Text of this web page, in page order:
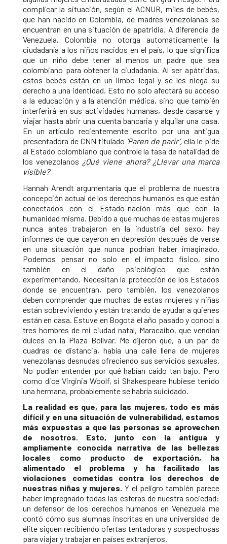
complicar la situación, según el ACNUR, miles de bebés,
que han nacido en Colombia, de madres venezolanas se
encuentran en una situación de apatridia. A diferencia de
Venezuela, Colombia no otorga automáticamente la
ciudadanía a los niños nacidos en el país, lo que significa
que un niño debe tener al menos un padre que sea
colombiano para obtener la ciudadanía. Al ser apátridas,
estos bebés están en un limbo legal y se les niega su
derecho a una identidad. Esto no solo afectará su acceso
a la educación y a la atención médica, sino que también
interferirá en sus actividades humanas, desde casarse y
viajar hasta abrir una cuenta bancaria y alquilar una casa.
En un artículo recientemente escrito por una antigua
presentadora de CNN titulado ‘Paren de parir’, ella le pide
al Estado colombiano que controle la tasa de natalidad de
los venezolanos ¿Qué viene ahora? ¿Llevar una marca
visible?
Hannah Arendt argumentaría que el problema de nuestra
concepción actual de los derechos humanos es que están
conectados con el Estado-nación más que con la
humanidad misma. Debido a que muchas de estas mujeres
nunca antes trabajaron en la industria del sexo, hay
informes de que cayeron en depresión después de verse
en una situación que nunca podrían haber imaginado.
Podemos pensar no solo en el impacto físico, sino
también en el daño psicológico que están
experimentando. Necesitan la protección de los Estados
donde se encuentran, pero también, los venezolanos
deben comprender que muchas de estas mujeres y niñas
están sobreviviendo y están tratando de ayudar a quienes
están en casa. Estuve en Bogotá el año pasado y conocí a
tres hombres de mi ciudad natal, Maracaibo, que vendían
dulces en la Plaza Bolívar. Me dijeron que, a un par de
cuadras de distancia, había una calle llena de mujeres
venezolanas desnudas ofreciendo sus servicios sexuales.
No podían entender por qué habían caído tan bajo. Pero
como dice Virginia Woolf, si Shakespeare hubiese tenido
una hermana, probablemente se habría suicidado.
La realidad es que, para las mujeres, todo es más
difícil y en una situación de vulnerabilidad, estamos
más expuestas a que las personas se aprovechen
de nosotros. Esto, junto con la antigua y
ampliamente conocida narrativa de las bellezas
locales como producto de exportación, ha
alimentado el problema y ha facilitado las
violaciones cometidas contra los derechos de
nuestras niñas y mujeres. Y el peligro también parece
haber impregnado todas las esferas de nuestra sociedad:
un defensor de los derechos humanos en Venezuela me
contó cómo sus alumnas inscritas en una universidad de
élite siguen recibiendo ofertas tentadoras y sospechosas
para viajar y trabajar en países extranjeros.